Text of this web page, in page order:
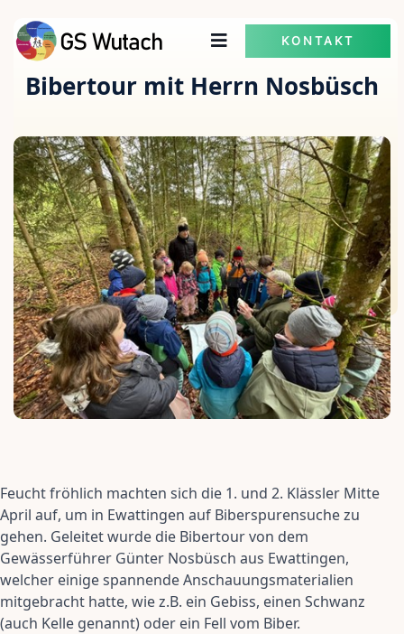
KONTAKT
Bibertour mit Herrn Nosbüsch
Feucht fröhlich machten sich die 1. und 2. Klässler Mitte
April auf, um in Ewattingen auf Biberspurensuche zu
gehen. Geleitet wurde die Bibertour von dem
Gewässerführer Günter Nosbüsch aus Ewattingen,
welcher einige spannende Anschauungsmaterialien
mitgebracht hatte, wie z.B. ein Gebiss, einen Schwanz
(auch Kelle genannt) oder ein Fell vom Biber.